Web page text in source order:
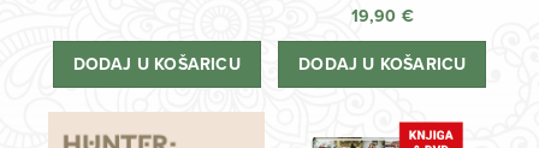
DODAJ U KOŠARICU
19,90 €
DODAJ U KOŠARICU